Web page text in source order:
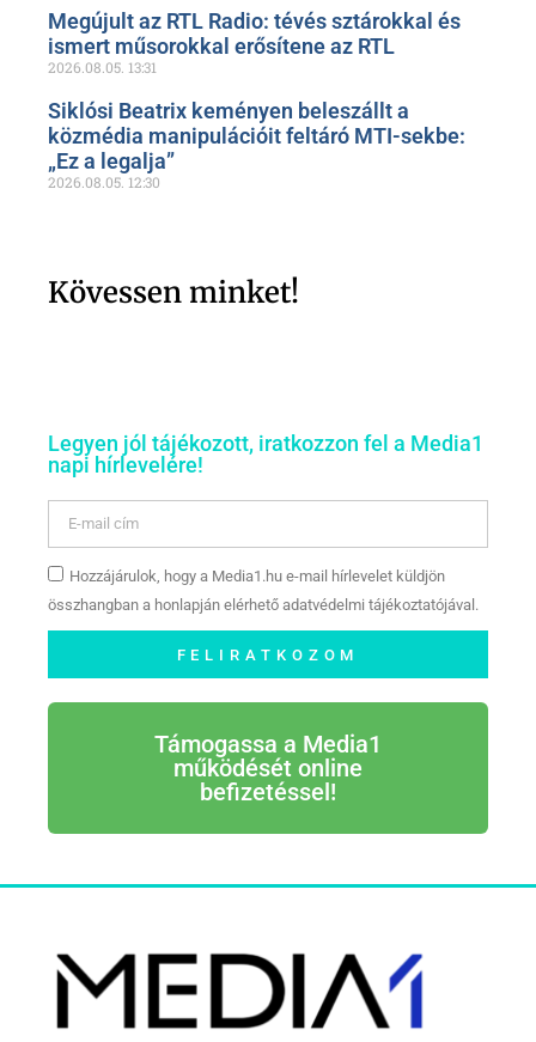
Megújult az RTL Radio: tévés sztárokkal és
ismert műsorokkal erősítene az RTL
2026.08.05. 13:31
Siklósi Beatrix keményen beleszállt a
közmédia manipulációit feltáró MTI-sekbe:
„Ez a legalja”
2026.08.05. 12:30
Kövessen minket!
Legyen jól tájékozott, iratkozzon fel a Media1
napi hírlevelére!
Hozzájárulok, hogy a Media1.hu e-mail hírlevelet küldjön
összhangban a honlapján elérhető adatvédelmi tájékoztatójával.
FELIRATKOZOM
Támogassa a Media1
működését online
befizetéssel!